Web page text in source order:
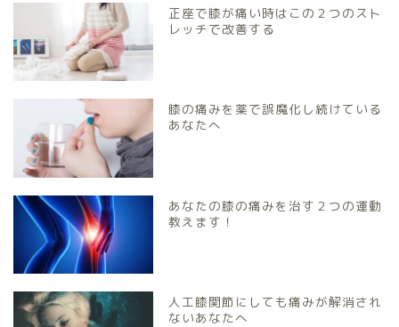
正座で膝が痛い時はこの２つのスト
レッチで改善する
膝の痛みを薬で誤魔化し続けている
あなたへ
あなたの膝の痛みを治す２つの運動
教えます！
人工膝関節にしても痛みが解消され
ないあなたへ